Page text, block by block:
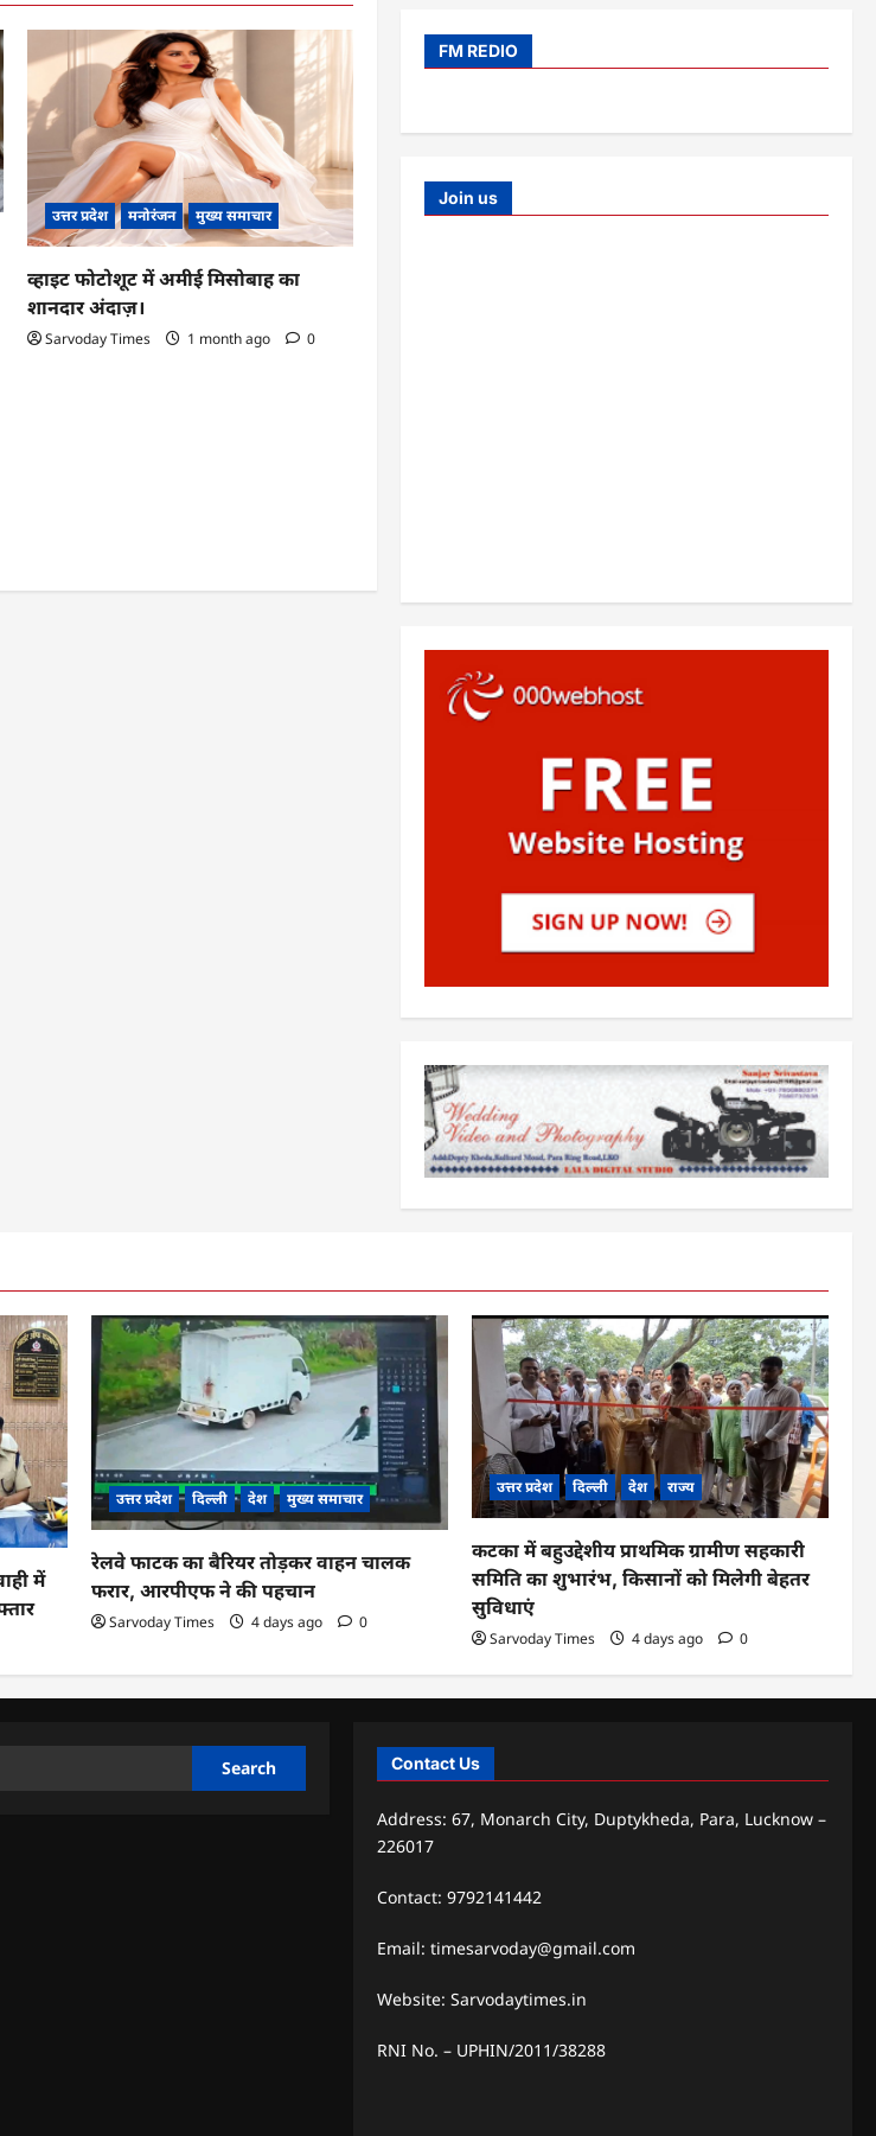
उत्तर प्रदेश मनोरंजन मुख्य समाचार
व्हाइट फोटोशूट में अमीई मिसोबाह का
शानदार अंदाज़।
Sarvoday Times 1 month ago 0
FM REDIO
Join us
में
उत्तर प्रदेश दिल्ली देश मुख्य समाचार
रेलवे फाटक का बैरियर तोड़कर वाहन चालक
फरार, आरपीएफ ने की पहचान
Sarvoday Times 4 days ago 0
उत्तर प्रदेश दिल्ली देश राज्य
कटका में बहुउद्देशीय प्राथमिक ग्रामीण सहकारी
समिति का शुभारंभ, किसानों को मिलेगी बेहतर
सुविधाएं
Sarvoday Times 4 days ago 0
Contact Us
Address: 67, Monarch City, Duptykheda, Para, Lucknow –
226017
Contact: 9792141442
Email: timesarvoday@gmail.com
Website: Sarvodaytimes.in
RNI No. – UPHIN/2011/38288